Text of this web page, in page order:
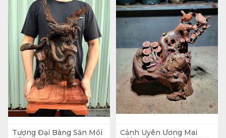
Tượng Đại Bàng Săn Mồi
Cảnh Uyên Ương Mai